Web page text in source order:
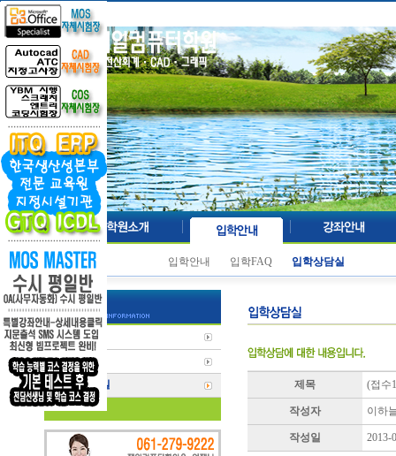
입학안내 입학FAQ 입학상담실
입학안내
입학FAQ
입학상담실
제목 (접수
작성자 이하
작성일 2013-